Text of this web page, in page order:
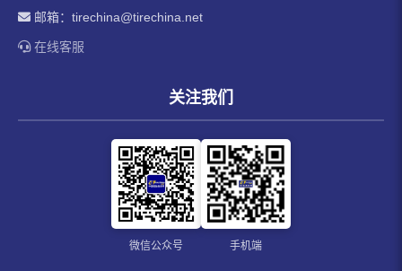
邮箱： tirechina@tirechina.net
在线客服
关注我们
微信公众号 手机端